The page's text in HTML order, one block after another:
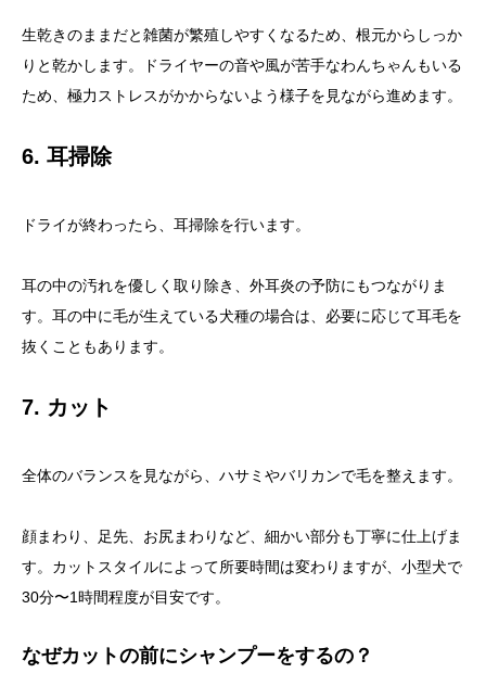
生乾きのままだと雑菌が繁殖しやすくなるため、根元からしっか
りと乾かします。ドライヤーの音や風が苦手なわんちゃんもいる
ため、極力ストレスがかからないよう様子を見ながら進めます。
6. 耳掃除
ドライが終わったら、耳掃除を行います。
耳の中の汚れを優しく取り除き、外耳炎の予防にもつながりま
す。耳の中に毛が生えている犬種の場合は、必要に応じて耳毛を
抜くこともあります。
7. カット
全体のバランスを見ながら、ハサミやバリカンで毛を整えます。
顔まわり、足先、お尻まわりなど、細かい部分も丁寧に仕上げま
す。カットスタイルによって所要時間は変わりますが、小型犬で
30分〜1時間程度が目安です。
なぜカットの前にシャンプーをするの？